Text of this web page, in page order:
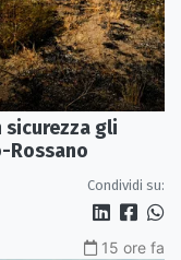
gli
Rossano
Condividi su:
15 ore fa